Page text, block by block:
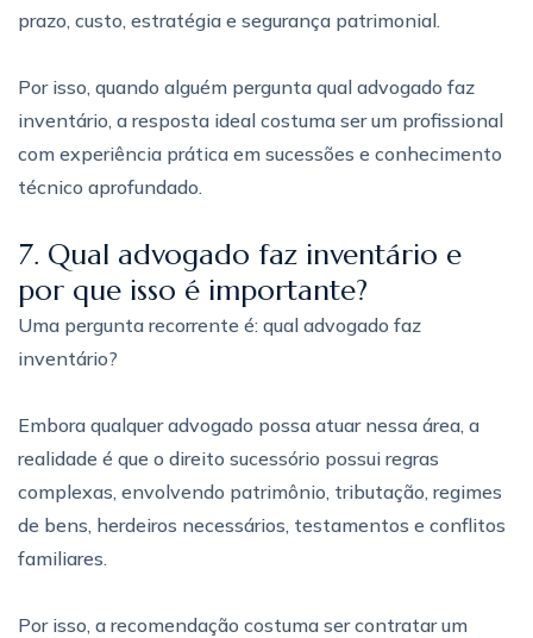
prazo, custo, estratégia e segurança patrimonial.
Por isso, quando alguém pergunta qual advogado faz
inventário, a resposta ideal costuma ser um profissional
com experiência prática em sucessões e conhecimento
técnico aprofundado.
7. Qual advogado faz inventário e
por que isso é importante?
Uma pergunta recorrente é: qual advogado faz
inventário?
Embora qualquer advogado possa atuar nessa área, a
realidade é que o direito sucessório possui regras
complexas, envolvendo patrimônio, tributação, regimes
de bens, herdeiros necessários, testamentos e conflitos
familiares.
Por isso, a recomendação costuma ser contratar um